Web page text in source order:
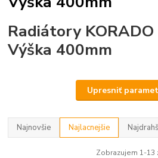
Radiátory
Výška 400mm
Upresniť
Najnovšie Najlacnejšie
Zobrazujem 1-13